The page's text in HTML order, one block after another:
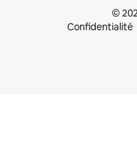
©
Confidentialité